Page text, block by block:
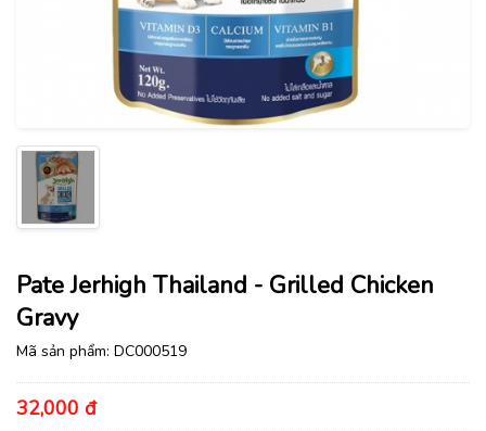
Pate Jerhigh Thailand - Grilled Chicken
Gravy
Mã sản phẩm: DC000519
32,000 đ